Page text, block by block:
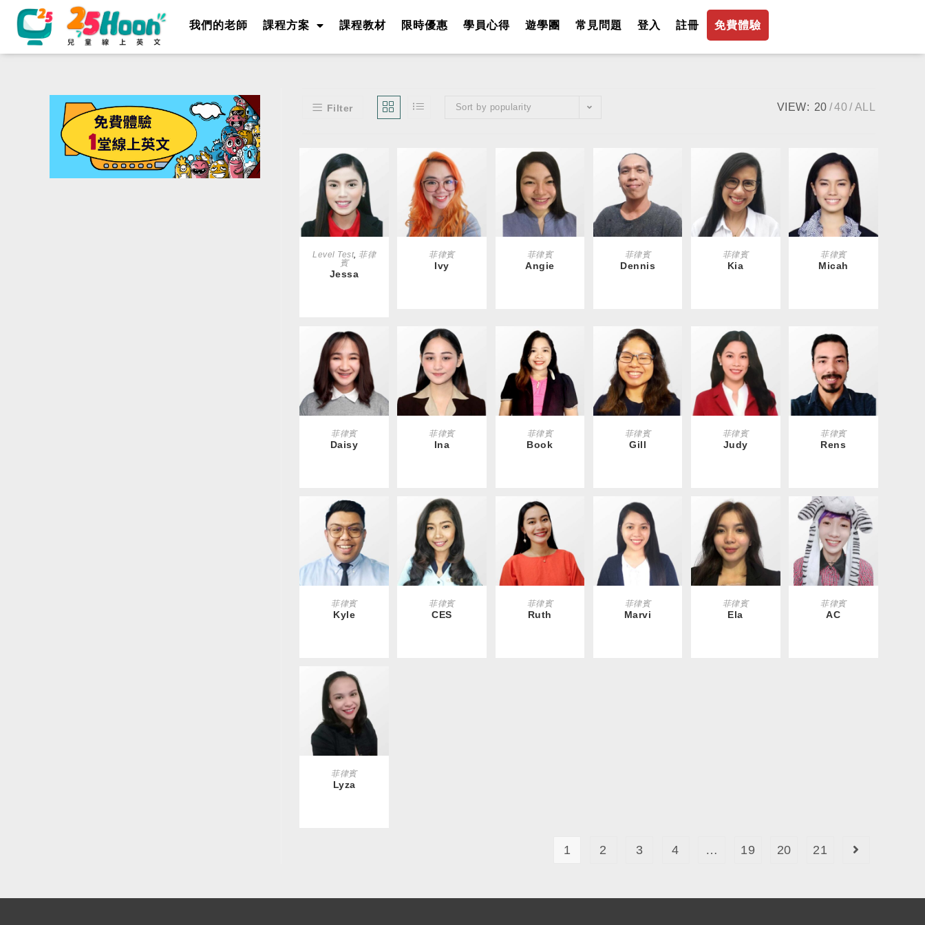
我們的老師 課程方案 課程教材 限時優惠 學員心得 遊學團 常見問題 登入 註冊 免費體驗
Filter Sort by popularity VIEW: 20 40 ALL
READ MORE
Level Test,菲律
賓
Jessa
READ MORE
菲律賓
Ivy
READ MORE
菲律賓
Angie
READ MORE
菲律賓
Dennis
READ MORE
菲律賓
Kia
READ MORE
菲律賓
Micah
READ MORE
菲律賓
Daisy
READ MORE
菲律賓
Ina
READ MORE
菲律賓
Book
READ MORE
菲律賓
Gill
READ MORE
菲律賓
Judy
READ MORE
菲律賓
Rens
READ MORE
菲律賓
Kyle
READ MORE
菲律賓
CES
READ MORE
菲律賓
Ruth
READ MORE
菲律賓
Marvi
READ MORE
菲律賓
Ela
READ MORE
菲律賓
AC
READ MORE
菲律賓
Lyza
1 2 3 4 … 19 20 21